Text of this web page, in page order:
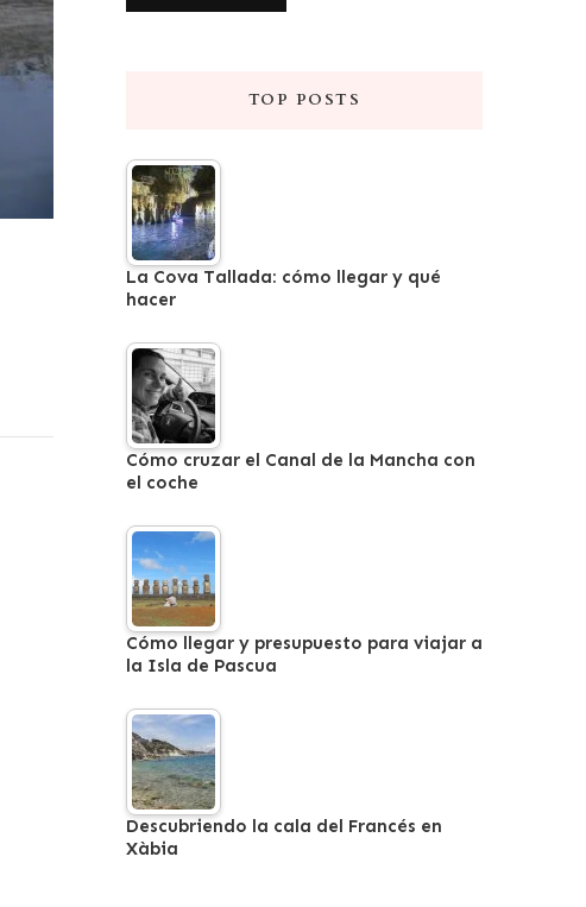
TOP POSTS
La Cova Tallada: cómo llegar y qué
hacer
Cómo cruzar el Canal de la Mancha con
el coche
Cómo llegar y presupuesto para viajar a
la Isla de Pascua
Descubriendo la cala del Francés en
Xàbia